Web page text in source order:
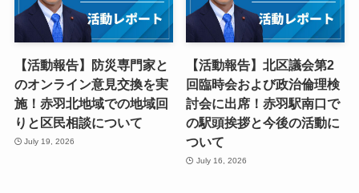
【活動報告】防災専門家と
のオンライン意見交換を実
施！赤羽北地域での地域回
りと区民相談について
July 19, 2026
【活動報告】北区議会第2
回臨時会および政治倫理検
討会に出席！赤羽駅南口で
の駅頭挨拶と今後の活動に
ついて
July 16, 2026